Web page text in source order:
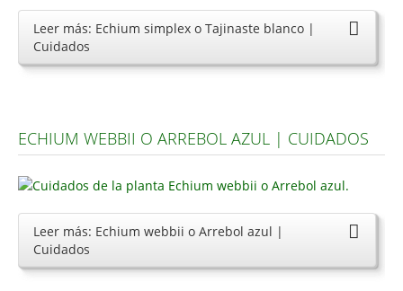
Leer más: Echium simplex o Tajinaste blanco |
Cuidados
ECHIUM WEBBII O ARREBOL AZUL | CUIDADOS
Leer más: Echium webbii o Arrebol azul |
Cuidados